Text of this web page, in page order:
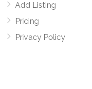
Add Listing
Pricing
Privacy Policy